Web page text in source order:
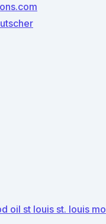
oil st louis st. louis mo